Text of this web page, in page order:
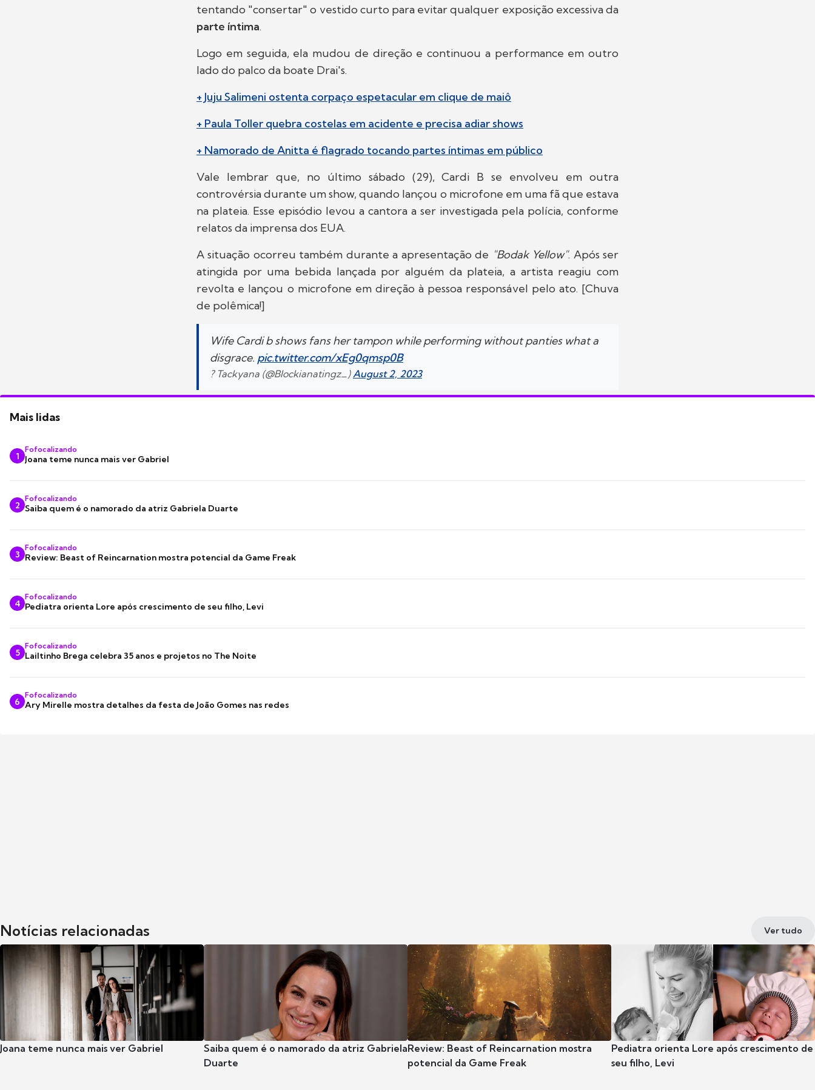
tentando "consertar" o vestido curto para evitar qualquer exposição excessiva da
parte íntima.
Logo em seguida, ela mudou de direção e continuou a performance em outro
lado do palco da boate Drai's.
+ Juju Salimeni ostenta corpaço espetacular em clique de maiô
+ Paula Toller quebra costelas em acidente e precisa adiar shows
+ Namorado de Anitta é flagrado tocando partes íntimas em público
Vale lembrar que, no último sábado (29), Cardi B se envolveu em outra
controvérsia durante um show, quando lançou o microfone em uma fã que estava
na plateia. Esse episódio levou a cantora a ser investigada pela polícia, conforme
relatos da imprensa dos EUA.
A situação ocorreu também durante a apresentação de "Bodak Yellow". Após ser
atingida por uma bebida lançada por alguém da plateia, a artista reagiu com
revolta e lançou o microfone em direção à pessoa responsável pelo ato. [Chuva
de polêmica!]
Wife Cardi b shows fans her tampon while performing without panties what a
disgrace. pic.twitter.com/xEg0qmsp0B
? Tackyana (@Blockianatingz_) August 2, 2023
Mais lidas
1
Fofocalizando
Joana teme nunca mais ver Gabriel
2
Fofocalizando
Saiba quem é o namorado da atriz Gabriela Duarte
3
Fofocalizando
Review: Beast of Reincarnation mostra potencial da Game Freak
4
Fofocalizando
Pediatra orienta Lore após crescimento de seu filho, Levi
5
Fofocalizando
Lailtinho Brega celebra 35 anos e projetos no The Noite
6
Fofocalizando
Ary Mirelle mostra detalhes da festa de João Gomes nas redes
Notícias relacionadas Ver tudo
Joana teme nunca mais ver Gabriel
Saiba quem é o namorado da atriz Gabriela
Duarte
Review: Beast of Reincarnation mostra
potencial da Game Freak
Pediatra orienta Lore após crescimento de
seu filho, Levi